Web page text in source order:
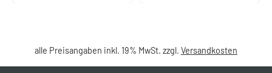
alle Preisangaben inkl. 19% MwSt. zzgl. Versandkosten